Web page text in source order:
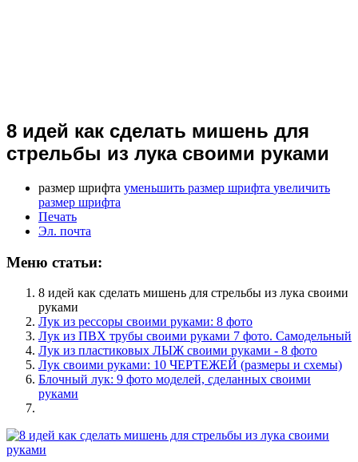
8 идей как сделать мишень для
стрельбы из лука своими руками
размер шрифта уменьшить размер шрифта увеличить
размер шрифта
Печать
Эл. почта
Меню статьи:
8 идей как сделать мишень для стрельбы из лука своими
руками
Лук из рессоры своими руками: 8 фото
Лук из ПВХ трубы своими руками 7 фото. Самодельный
Лук из пластиковых ЛЫЖ своими руками - 8 фото
Лук своими руками: 10 ЧЕРТЕЖЕЙ (размеры и схемы)
Блочный лук: 9 фото моделей, сделанных своими
руками